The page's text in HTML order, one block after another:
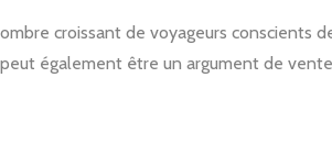
croissant de voyageurs conscients
également être un argument de